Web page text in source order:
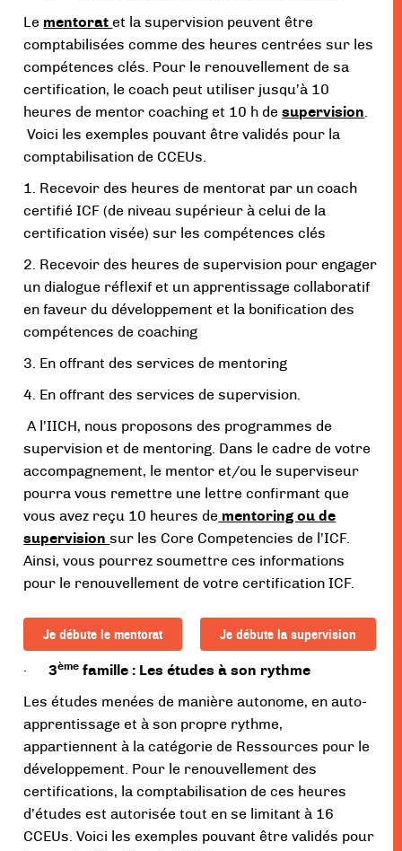
Le mentoratet la supervision peuvent être
comptabilisées comme des heures centrées sur les
compétences clés. Pour le renouvellement de sa
certification, le coach peut utiliser jusqu’à 10
heures de mentor coaching et 10 h desupervision.
Voici les exemples pouvant être validés pour la
comptabilisation de CCEUs.
1. Recevoir des heures de mentorat par un coach
certifié ICF (de niveau supérieur à celui de la
certification visée) sur les compétences clés
2. Recevoir des heures de supervision pour engager
un dialogue réflexif et un apprentissage collaboratif
en faveur du développement et la bonification des
compétences de coaching
3. En offrant des services de mentoring
4. En offrant des services de supervision.
A l’IICH, nous proposons des programmes de
supervision et de mentoring. Dans le cadre de votre
accompagnement, le mentor et/ou le superviseur
pourra vous remettre une lettre confirmant que
vous avez reçu 10 heures de mentoring ou de
supervisionsur les Core Competencies de l’ICF.
Ainsi, vous pourrez soumettre ces informations
pour le renouvellement de votre certification ICF.
Je débute le mentorat Je débute la supervision
·3ème famille : Les études à son rythme
Les études menées de manière autonome, en auto-
apprentissage et à son propre rythme,
appartiennent à la catégorie de Ressources pour le
développement. Pour le renouvellement des
certifications, la comptabilisation de ces heures
d’études est autorisée tout en se limitant à 16
CCEUs. Voici les exemples pouvant être validés pour